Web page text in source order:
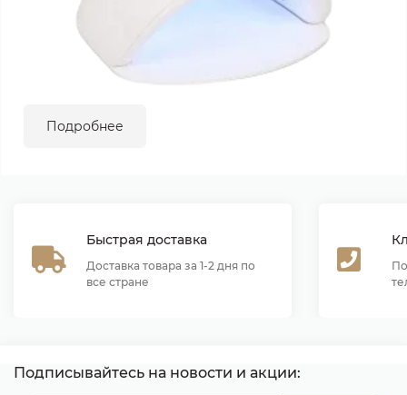
Подробнее
Быстрая доставка
Доставка товара за 1-2 дня по
все стране
Подписывайтесь на новости и акции: